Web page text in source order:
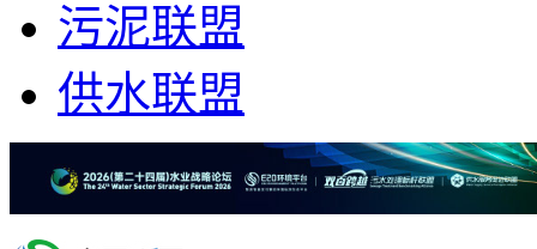
污泥联盟
供水联盟